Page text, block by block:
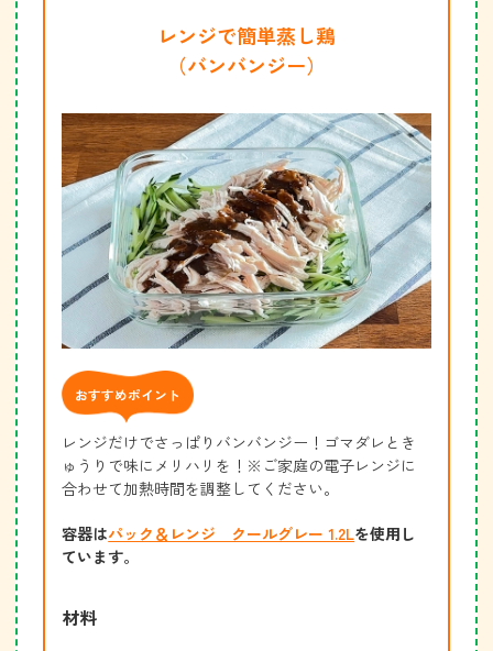
レンジで簡単蒸し鶏
（バンバンジー）
おすすめポイント
レンジだけでさっぱりバンバンジー！ゴマダレとき
ゅうりで味にメリハリを！※ご家庭の電子レンジに
合わせて加熱時間を調整してください。
容器はパック＆レンジ クールグレー 1.2Lを使用し
ています。
材料